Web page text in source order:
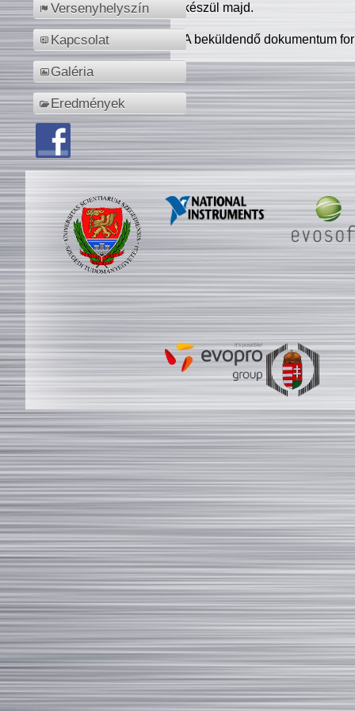
Versenyhelyszín
Kapcsolat
Galéria
Eredmények
készül majd.
A beküldendő dokumentum